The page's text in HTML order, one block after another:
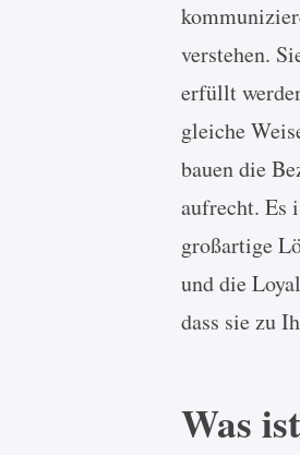
verstehen.
erfüllt
gleiche
bauen die
aufrecht. Es
großartige
und die
dass sie zu
Was